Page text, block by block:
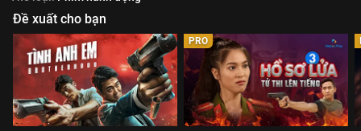
Đề xuất cho bạn
PRO